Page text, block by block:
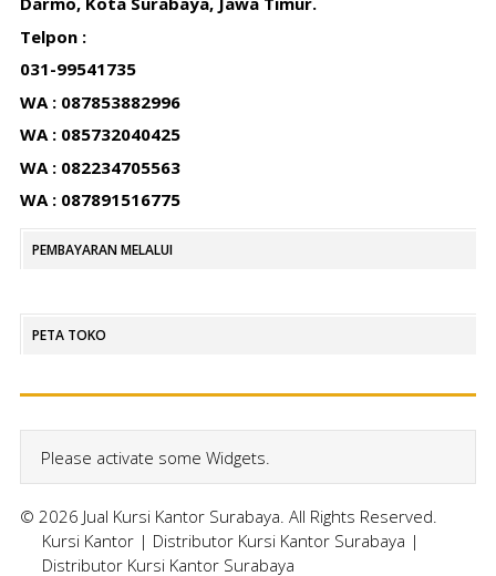
Telpon :
031-99541735
WA : 087853882996
WA : 085732040425
WA : 082234705563
WA : 087891516775
PEMBAYARAN MELALUI
PETA TOKO
Please activate some Widgets.
© 2026 Jual Kursi Kantor Surabaya. All Rights Reserved.
Kursi Kantor| Distributor Kursi Kantor Surabaya |
Distributor Kursi Kantor Surabaya